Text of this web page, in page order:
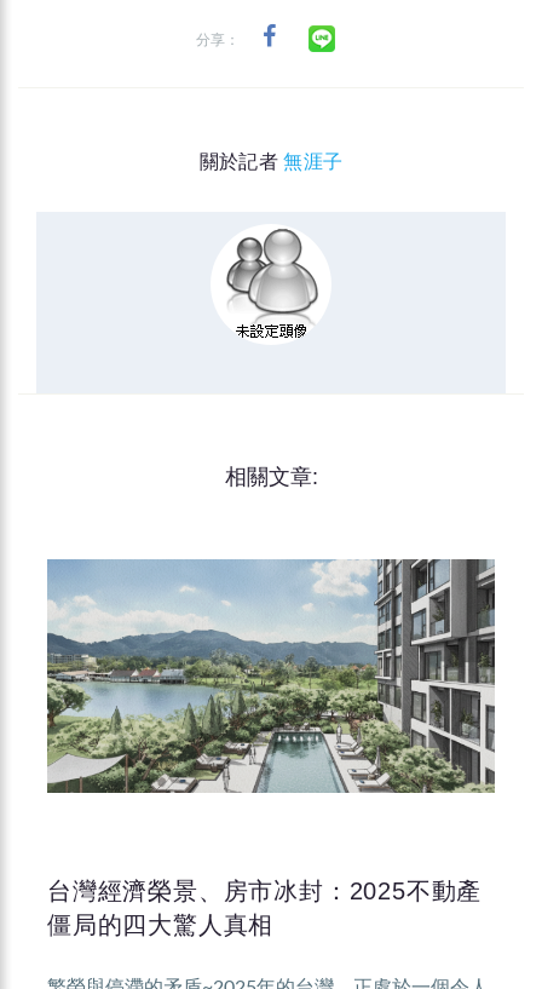
分享：
關於記者無涯子
相關文章:
台灣經濟榮景、房市冰封：2025不動產
僵局的四大驚人真相